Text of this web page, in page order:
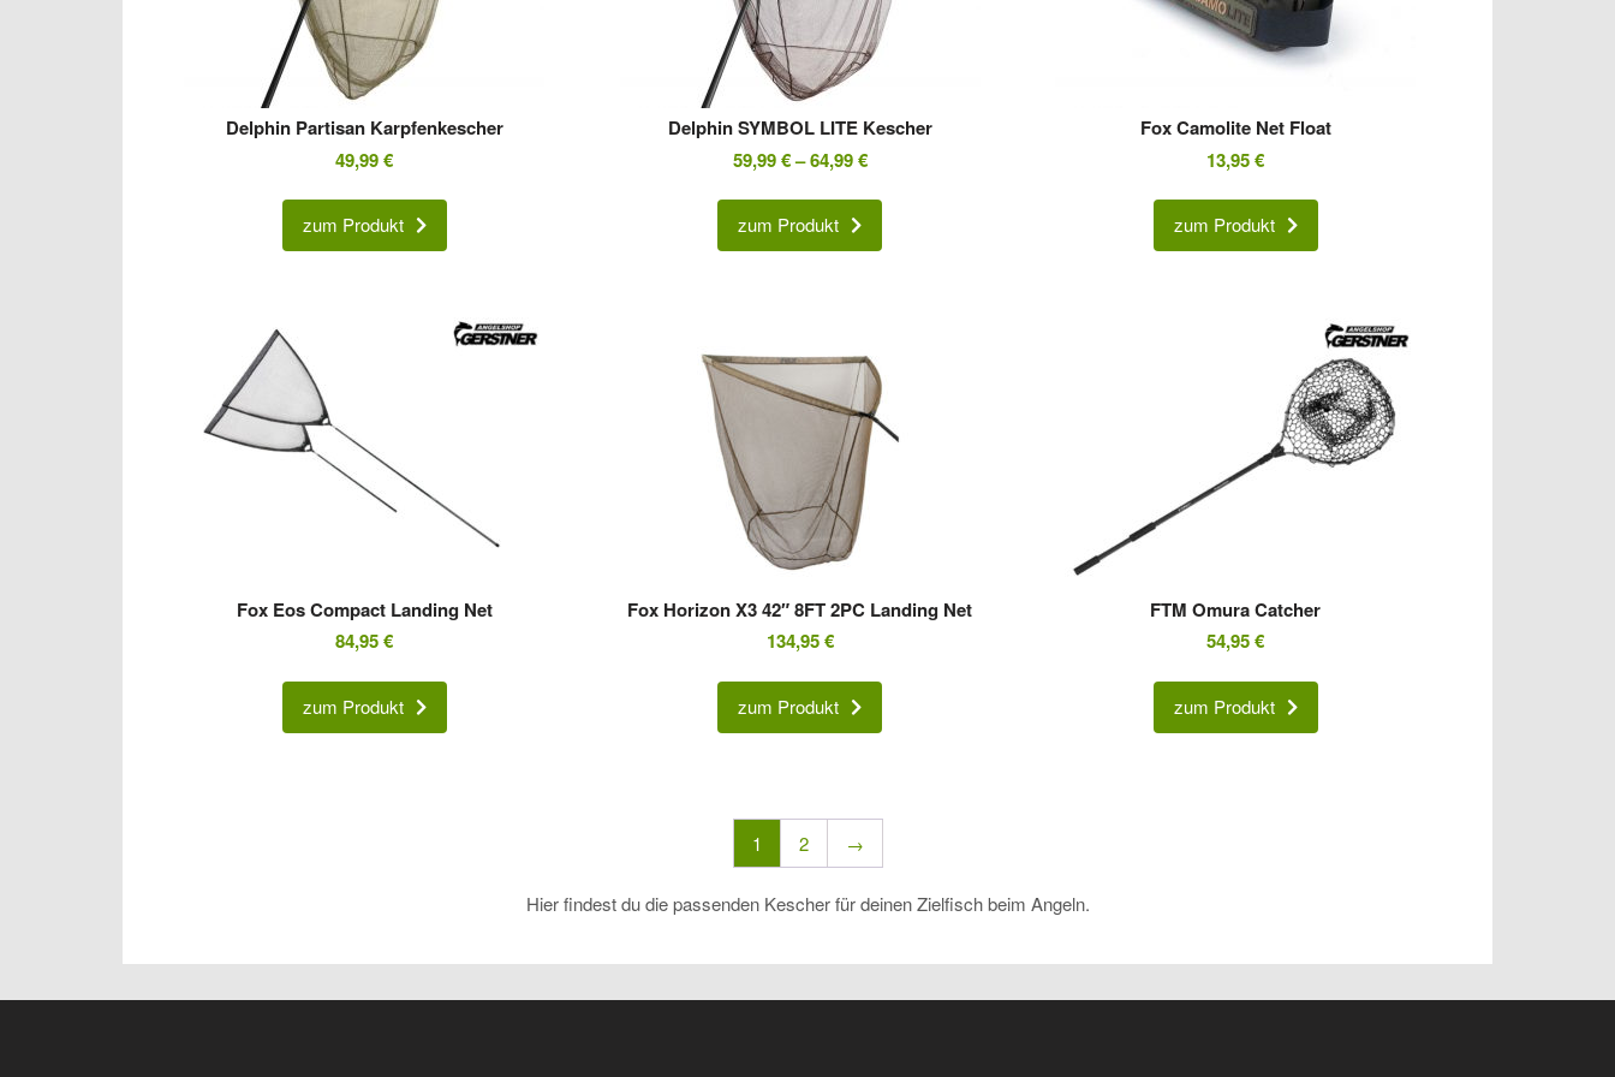
Delphin Partisan Karpfenkescher
49,99€
zum Produkt
Delphin SYMBOL LITE Kescher
59,99€–64,99€
zum Produkt
Fox Camolite Net Float
13,95€
zum Produkt
Fox Eos Compact Landing Net
84,95€
zum Produkt
Fox Horizon X3 42″ 8FT 2PC Landing Net
134,95€
zum Produkt
FTM Omura Catcher
54,95€
zum Produkt
1 2 →
Hier findest du die passenden Kescher für deinen Zielfisch beim Angeln.